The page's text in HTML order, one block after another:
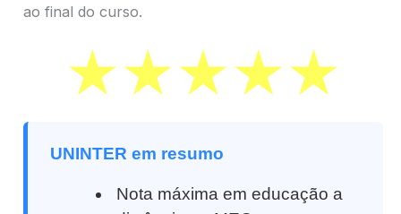
ao final do curso.
UNINTER em resumo
Nota máxima em educação a